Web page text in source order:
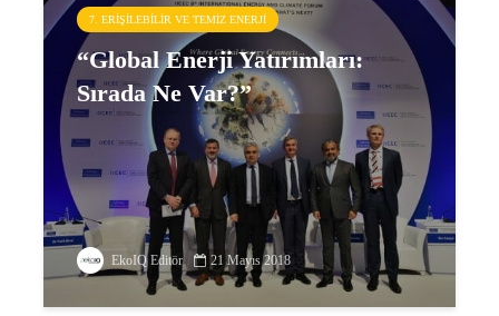
7. ERIŞILEBILIR VE TEMIZ ENERJI
“Global Enerji Yatırımları:
Sırada Ne Var?”
EkoIQ Editör 21 Mayıs 2018